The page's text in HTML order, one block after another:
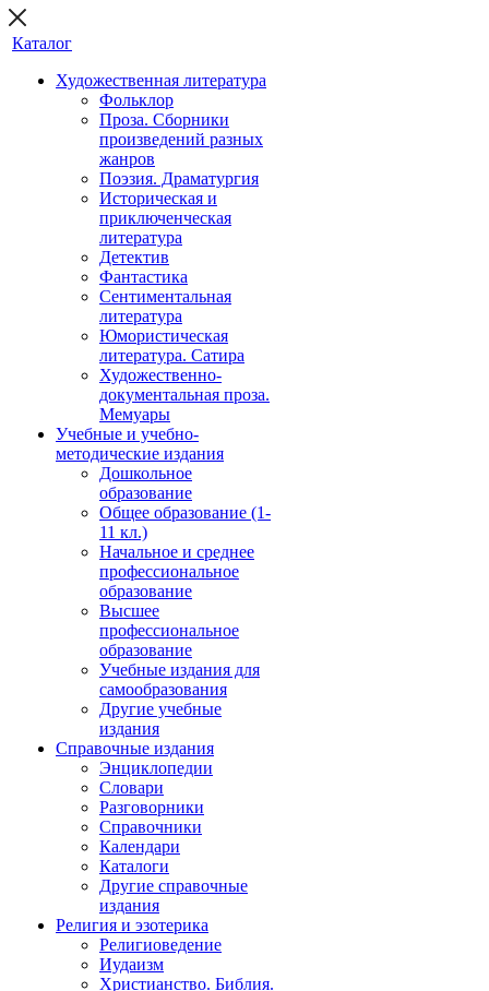
Каталог
Художественная литература
Фольклор
Проза. Сборники
произведений разных
жанров
Поэзия. Драматургия
Историческая и
приключенческая
литература
Детектив
Фантастика
Сентиментальная
литература
Юмористическая
литература. Сатира
Художественно-
документальная проза.
Мемуары
Учебные и учебно-
методические издания
Дошкольное
образование
Общее образование (1-
11 кл.)
Начальное и среднее
профессиональное
образование
Высшее
профессиональное
образование
Учебные издания для
самообразования
Другие учебные
издания
Справочные издания
Энциклопедии
Словари
Разговорники
Справочники
Календари
Каталоги
Другие справочные
издания
Религия и эзотерика
Религиоведение
Иудаизм
Христианство. Библия.